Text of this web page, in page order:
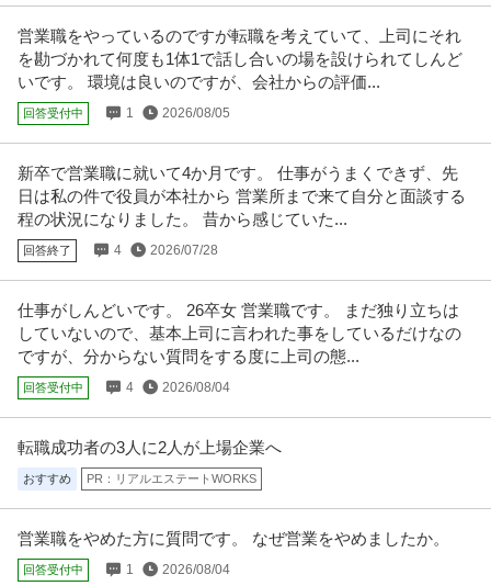
営業職をやっているのですが転職を考えていて、上司にそれ
を勘づかれて何度も1体1で話し合いの場を設けられてしんど
いです。 環境は良いのですが、会社からの評価...
回答受付中 1 2026/08/05
新卒で営業職に就いて4か月です。 仕事がうまくできず、先
日は私の件で役員が本社から 営業所まで来て自分と面談する
程の状況になりました。 昔から感じていた...
回答終了 4 2026/07/28
仕事がしんどいです。 26卒女 営業職です。 まだ独り立ちは
していないので、基本上司に言われた事をしているだけなの
ですが、分からない質問をする度に上司の態...
回答受付中 4 2026/08/04
転職成功者の3人に2人が上場企業へ
おすすめ PR：リアルエステートWORKS
営業職をやめた方に質問です。 なぜ営業をやめましたか。
回答受付中 1 2026/08/04